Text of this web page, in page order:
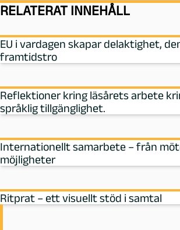
RELATERAT INNEHÅLL
EU i vardagen skapar delaktighet,
framtidstro
Reflektioner kring läsårets arbete
språklig tillgänglighet.
Internationellt samarbete – från
möjligheter
Ritprat – ett visuellt stöd i samtal